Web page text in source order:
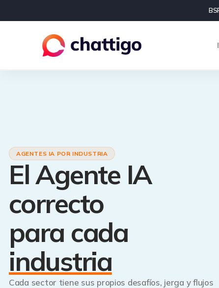
AGENTES IA POR INDUSTRIA
El Agente IA
correcto
para cada
industria
Cada sector tiene sus propios desafíos, jerga y flujos